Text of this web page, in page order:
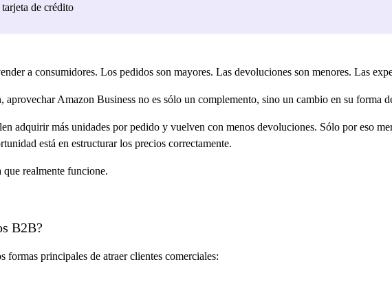
de crédito
a consumidores. Los pedidos son mayores. Las devoluciones son menores. Las
aprovechar Amazon Business no es sólo un complemento, sino un cambio en su forma
adquirir más unidades por pedido y vuelven con menos devoluciones. Sólo por eso
está en estructurar los precios correctamente.
realmente funcione.
B2B?
formas principales de atraer clientes comerciales: